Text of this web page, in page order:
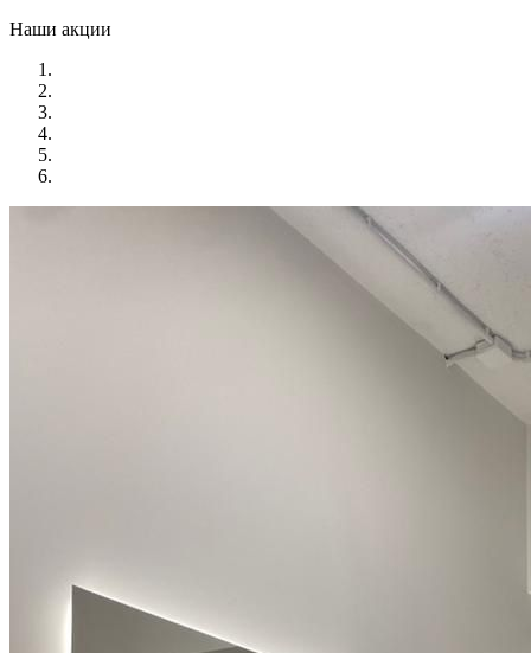
Наши акции